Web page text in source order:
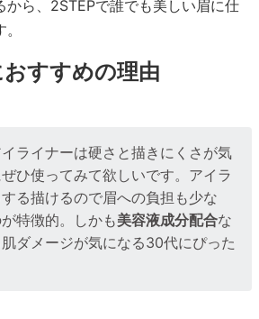
から、2STEPで誰でも美しい眉に仕
すすめの理由
ライナーは硬さと描きにくさが気
ひ使ってみて欲しいです。アイラ
る描けるので眉への負担も少な
特徴的。しかも美容液成分配合な
ダメージが気になる30代にぴった